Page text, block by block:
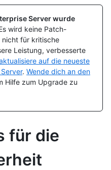
Server wurde
wird keine Patch-
nicht für kritische
Leistung, verbesserte
auf die neueste
. Wende dich an den
Hilfe zum Upgrade zu
für die